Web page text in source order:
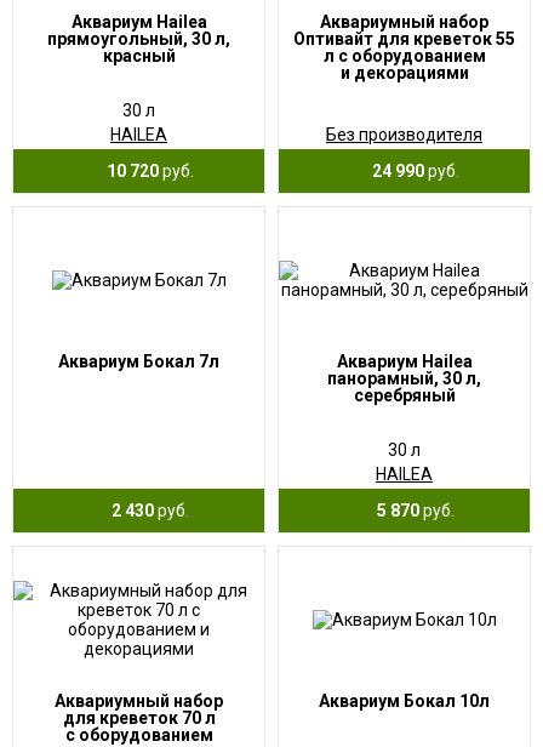
Аквариум Hailea
прямоугольный, 30 л,
красный
30 л
HAILEA
10 720руб.
Аквариумный набор
Оптивайт для креветок 55
л с оборудованием
и декорациями
Без производителя
24 990руб.
Аквариум Бокал 7л
2 430руб.
Аквариум Hailea
панорамный, 30 л,
серебряный
30 л
HAILEA
5 870руб.
Аквариумный набор
для креветок 70 л
с оборудованием
Аквариум Бокал 10л